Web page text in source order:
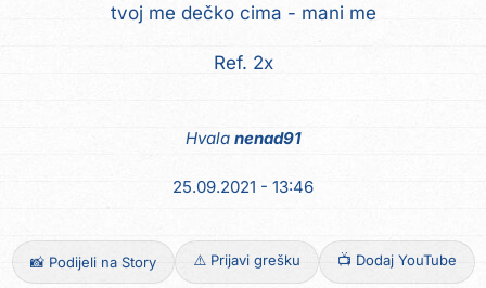
tvoj me dečko cima - mani me
Ref. 2x
Hvala nenad91
25.09.2021 - 13:46
📸 Podijeli na Story ⚠️ Prijavi grešku 📺 Dodaj YouTube